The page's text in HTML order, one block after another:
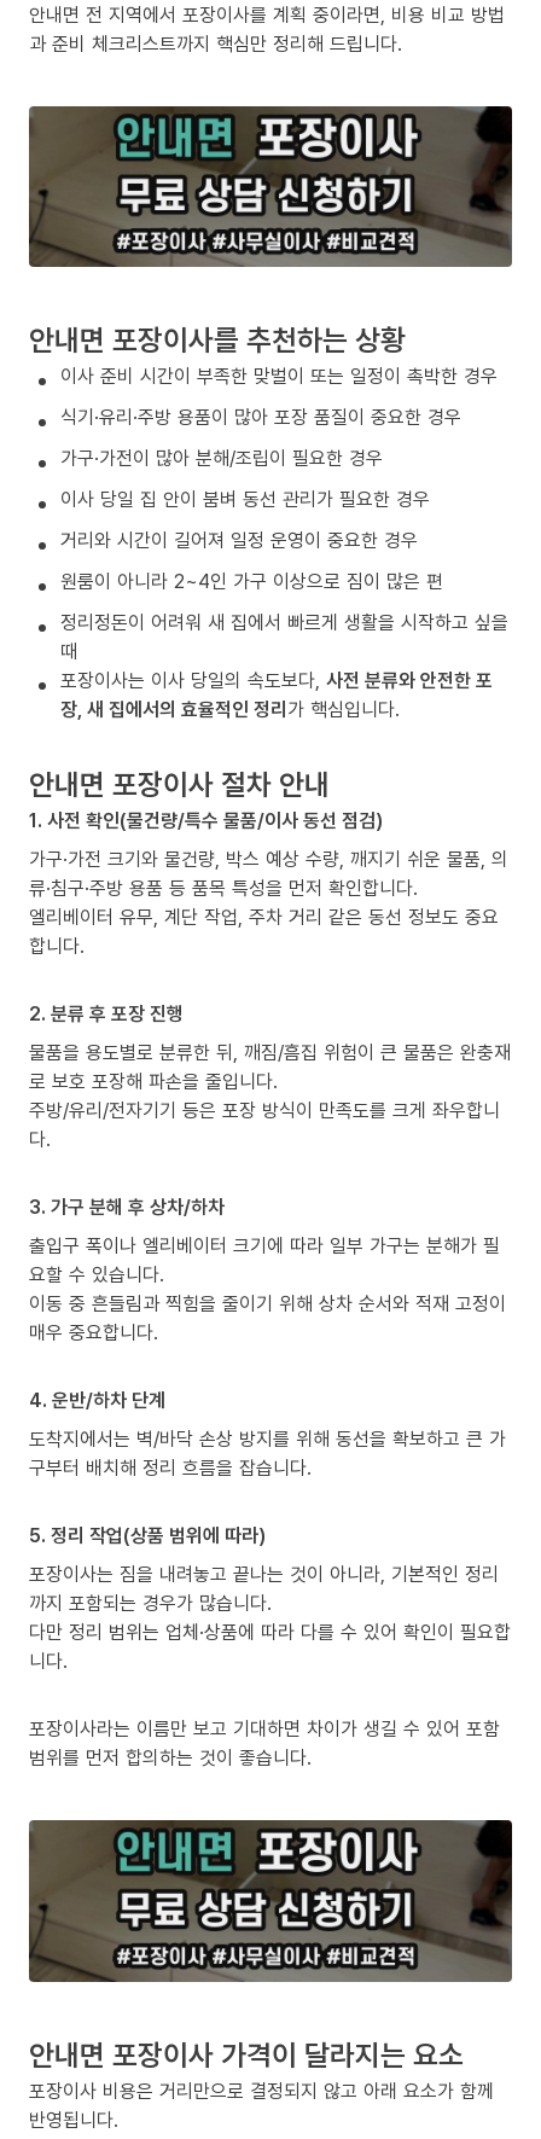
안내면 전 지역에서 포장이사를 계획 중이라면, 비용 비교 방법
과 준비 체크리스트까지 핵심만 정리해 드립니다.
안내면 포장이사를 추천하는 상황
이사 준비 시간이 부족한 맞벌이 또는 일정이 촉박한 경우
식기·유리·주방 용품이 많아 포장 품질이 중요한 경우
가구·가전이 많아 분해/조립이 필요한 경우
이사 당일 집 안이 붐벼 동선 관리가 필요한 경우
거리와 시간이 길어져 일정 운영이 중요한 경우
원룸이 아니라 2~4인 가구 이상으로 짐이 많은 편
정리정돈이 어려워 새 집에서 빠르게 생활을 시작하고 싶을
때
포장이사는 이사 당일의 속도보다, 사전 분류와 안전한 포
장, 새 집에서의 효율적인 정리가 핵심입니다.
안내면 포장이사 절차 안내
1. 사전 확인(물건량/특수 물품/이사 동선 점검)
가구·가전 크기와 물건량, 박스 예상 수량, 깨지기 쉬운 물품, 의
류·침구·주방 용품 등 품목 특성을 먼저 확인합니다.
엘리베이터 유무, 계단 작업, 주차 거리 같은 동선 정보도 중요
합니다.
2. 분류 후 포장 진행
물품을 용도별로 분류한 뒤, 깨짐/흠집 위험이 큰 물품은 완충재
로 보호 포장해 파손을 줄입니다.
주방/유리/전자기기 등은 포장 방식이 만족도를 크게 좌우합니
다.
3. 가구 분해 후 상차/하차
출입구 폭이나 엘리베이터 크기에 따라 일부 가구는 분해가 필
요할 수 있습니다.
이동 중 흔들림과 찍힘을 줄이기 위해 상차 순서와 적재 고정이
매우 중요합니다.
4. 운반/하차 단계
도착지에서는 벽/바닥 손상 방지를 위해 동선을 확보하고 큰 가
구부터 배치해 정리 흐름을 잡습니다.
5. 정리 작업(상품 범위에 따라)
포장이사는 짐을 내려놓고 끝나는 것이 아니라, 기본적인 정리
까지 포함되는 경우가 많습니다.
다만 정리 범위는 업체·상품에 따라 다를 수 있어 확인이 필요합
니다.
포장이사라는 이름만 보고 기대하면 차이가 생길 수 있어 포함
범위를 먼저 합의하는 것이 좋습니다.
안내면 포장이사 가격이 달라지는 요소
포장이사 비용은 거리만으로 결정되지 않고 아래 요소가 함께
반영됩니다.